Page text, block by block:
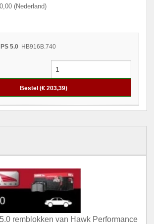
(Nederland)
5.0 HB916B.740
Bestel (€ 203,39)
remblokken van Hawk Performance